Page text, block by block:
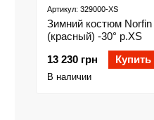
Артикул: 329000-XS
Зимний костюм Norfin
(красный) -30° р.XS
13 230 грн
Купить
В наличии